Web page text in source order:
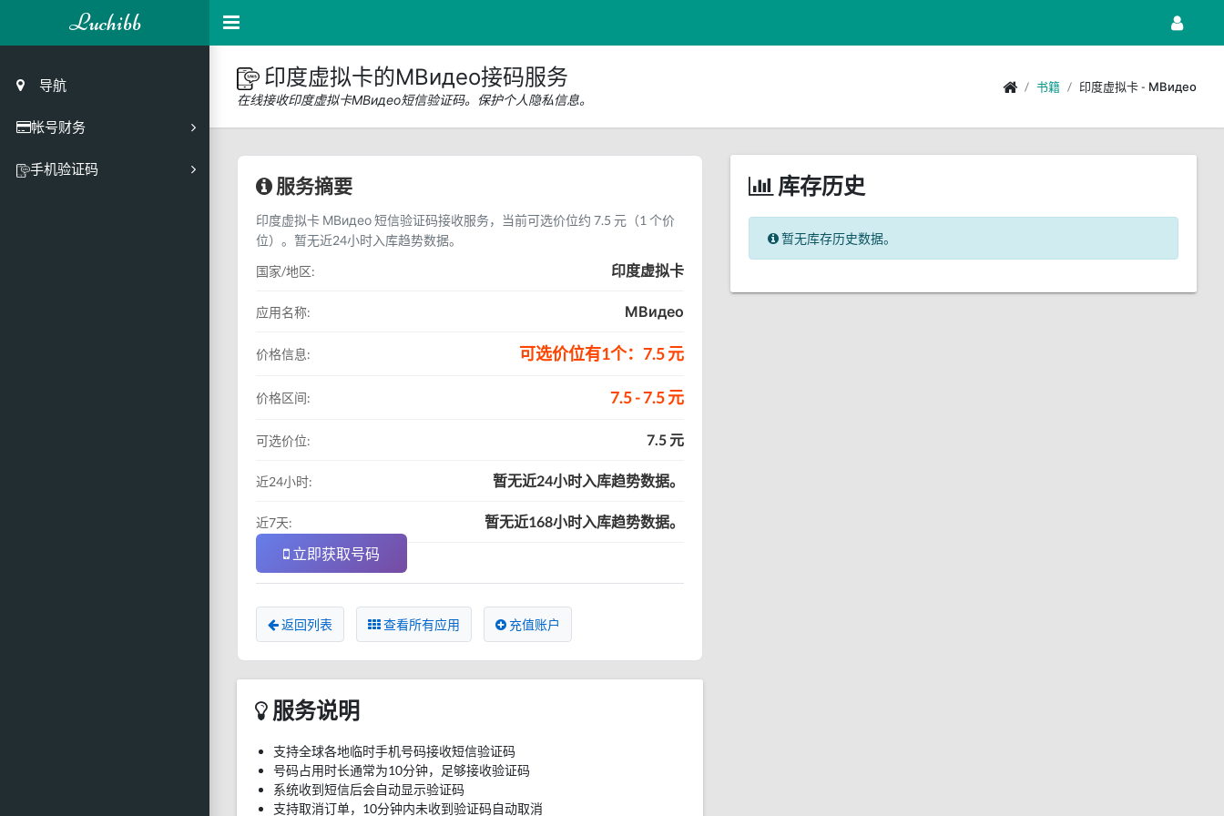
Luchibb
导航
帐号财务
充值
手机验证码
印度虚拟卡的МВидео接码服务
在线接收印度虚拟卡МВидео短信验证码。保护个人隐私信息。
书籍 印度虚拟卡 - МВидео
服务摘要
印度虚拟卡 МВидео 短信验证码接收服务，当前可选价位约 7.5 元（1 个价
位）。暂无近24小时入库趋势数据。
国家/地区:
印度虚拟卡
应用名称: МВидео
价格信息: 可选价位有1个：7.5 元
价格区间: 7.5 - 7.5 元
可选价位: 7.5 元
近24小时: 暂无近24小时入库趋势数据。
近7天:
暂无近168小时入库趋势数据。
立即获取号码
返回列表 查看所有应用 充值账户
服务说明
支持全球各地临时手机号码接收短信验证码
号码占用时长通常为10分钟，足够接收验证码
系统收到短信后会自动显示验证码
支持取消订单，10分钟内未收到验证码自动取消
库存历史
暂无库存历史数据。